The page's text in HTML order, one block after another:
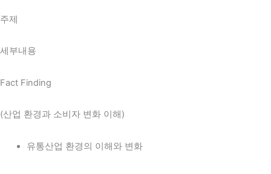
주제
세부내용
Fact Finding
(산업 환경과 소비자 변화 이해)
유통산업 환경의 이해와 변화